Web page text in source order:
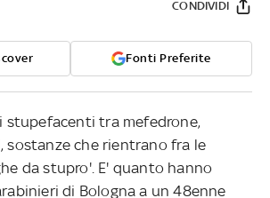
Fonti Preferite
CONDIVIDI
stupefacenti tra mefedrone,
sostanze che rientrano fra le
da stupro'. E' quanto hanno
di Bologna a un 48enne